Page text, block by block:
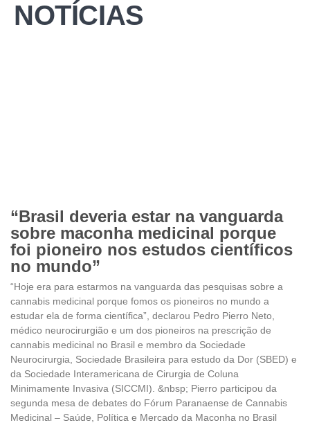
NOTÍCIAS
“Brasil deveria estar na vanguarda
sobre maconha medicinal porque
foi pioneiro nos estudos científicos
no mundo”
“Hoje era para estarmos na vanguarda das pesquisas sobre a
cannabis medicinal porque fomos os pioneiros no mundo a
estudar ela de forma científica”, declarou Pedro Pierro Neto,
médico neurocirurgião e um dos pioneiros na prescrição de
cannabis medicinal no Brasil e membro da Sociedade
Neurocirurgia, Sociedade Brasileira para estudo da Dor (SBED) e
da Sociedade Interamericana de Cirurgia de Coluna
Minimamente Invasiva (SICCMI). &nbsp; Pierro participou da
segunda mesa de debates do Fórum Paranaense de Cannabis
Medicinal – Saúde, Política e Mercado da Maconha no Brasil